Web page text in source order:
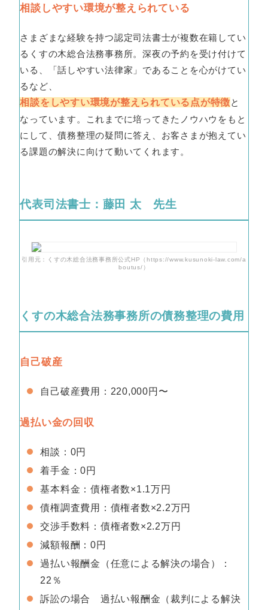
相談しやすい環境が整えられている
さまざまな経験を持つ認定司法書士が複数在籍してい
るくすの木総合法務事務所。深夜の予約を受け付けて
いる、「話しやすい法律家」であることを心がけてい
るなど、
相談をしやすい環境が整えられている点が特徴と
なっています。これまでに培ってきたノウハウをもと
にして、債務整理の疑問に答え、お客さまが抱えてい
る課題の解決に向けて動いてくれます。
代表司法書士：藤田 太 先生
引用元：くすの木総合法務事務所公式HP（https://www.kusunoki-law.com/a
boutus/）
くすの木総合法務事務所の債務整理の費用
自己破産
自己破産費用：220,000円〜
過払い金の回収
相談：0円
着手金：0円
基本料金：債権者数×1.1万円
債権調査費用：債権者数×2.2万円
交渉手数料：債権者数×2.2万円
減額報酬：0円
過払い報酬金（任意による解決の場合）：
22％
訴訟の場合 過払い報酬金（裁判による解決